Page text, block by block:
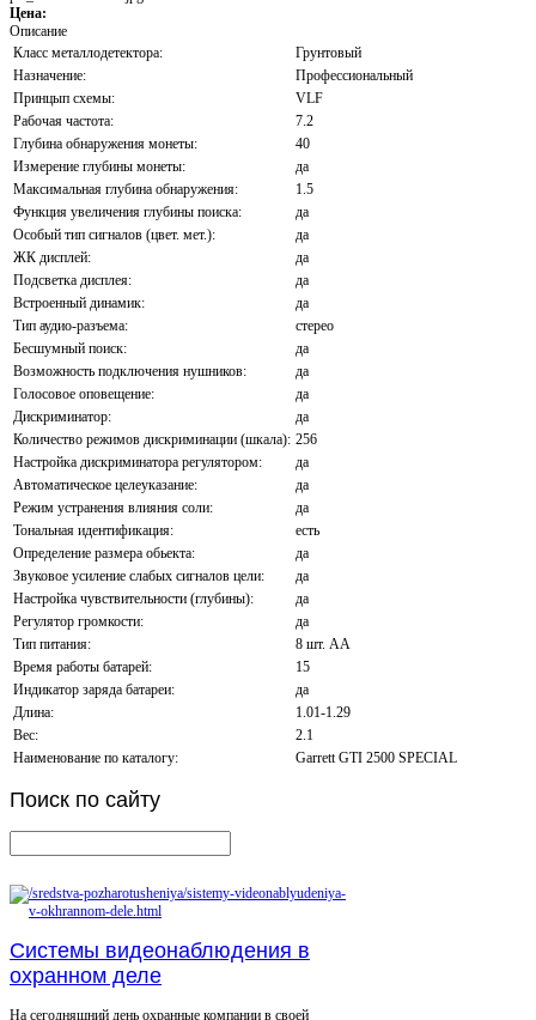
Цена:
Описание
Класс металлодетектора:
Грунтовый
Назначение:
Профессиональный
Принцып схемы:
VLF
Рабочая частота:
7.2
Глубина обнаружения монеты:
40
Измерение глубины монеты:
да
Максимальная глубина обнаружения:
1.5
Функция увеличения глубины поиска:
да
Особый тип сигналов (цвет. мет.):
да
ЖК дисплей:
да
Подсветка дисплея:
да
Встроенный динамик:
да
Тип аудио-разъема:
стерео
Бесшумный поиск:
да
Возможность подключения нушников:
да
Голосовое оповещение:
да
Дискриминатор:
да
Количество режимов дискриминации (шкала): 256
Настройка дискриминатора регулятором:
да
Автоматическое целеуказание:
да
Режим устранения влияния соли:
да
Тональная идентификация:
есть
Определение размера обьекта:
да
Звуковое усиление слабых сигналов цели:
да
Настройка чувствительности (глубины):
да
Регулятор громкости:
да
Тип питания:
8 шт. АА
Время работы батарей:
15
Индикатор заряда батареи:
да
Длина:
1.01-1.29
Вес:
2.1
Наименование по каталогу:
Garrett GTI 2500 SPECIAL
Поиск по сайту
Системы видеонаблюдения в
охранном деле
На сегодняшний день охранные компании в своей